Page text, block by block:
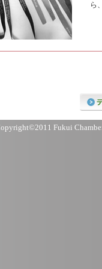
ら
Fukui